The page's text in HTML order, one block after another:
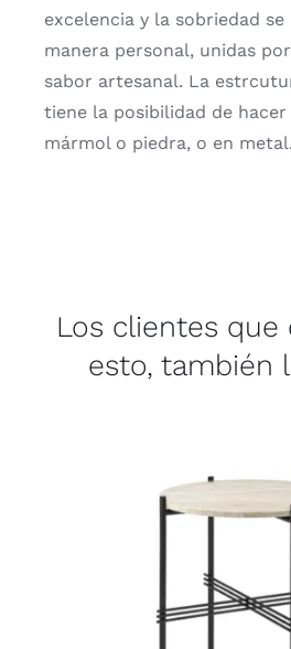
excelencia y la sobriedad se
manera personal, unidas
sabor artesanal. La
tiene la posibilidad de hacer
mármol o piedra, o en metal.
Los clientes que
esto, también